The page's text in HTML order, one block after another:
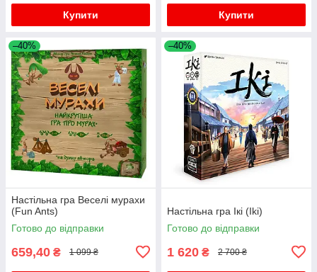
Купити Купити
–40%
Настільна гра Веселі мурахи
(Fun Ants)
Готово до відправки
659,40 ₴ 1 099 ₴
–40%
Настільна гра Ікі (Iki)
Готово до відправки
1 620 ₴ 2 700 ₴